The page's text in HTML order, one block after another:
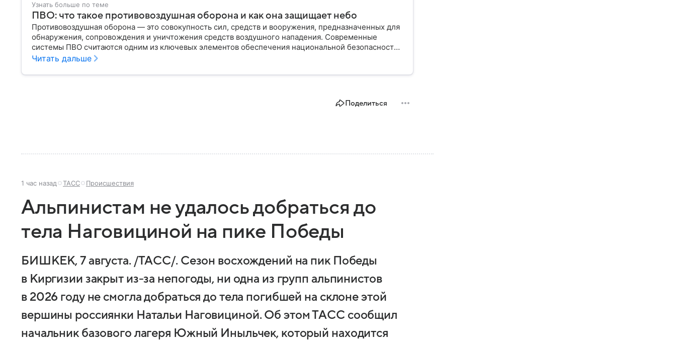
Узнать больше по теме
ПВО: что такое противовоздушная оборона и как она защищает небо
Противовоздушная оборона — это совокупность сил, средств и вооружения, предназначенных для
обнаружения, сопровождения и уничтожения средств воздушного нападения. Современные
системы ПВО считаются одним из ключевых элементов обеспечения национальной безопасности
любого государства: собрали о них главное.
Читать дальше
Поделиться
1 час назад ТАСС Происшествия
Альпинистам не удалось добраться до
тела Наговициной на пике Победы
БИШКЕК, 7 августа. /ТАСС/. Сезон восхождений на пик Победы
в Киргизии закрыт из-за непогоды, ни одна из групп альпинистов
в 2026 году не смогла добраться до тела погибшей на склоне этой
вершины россиянки Натальи Наговициной. Об этом ТАСС сообщил
начальник базового лагеря Южный Иныльчек, который находится